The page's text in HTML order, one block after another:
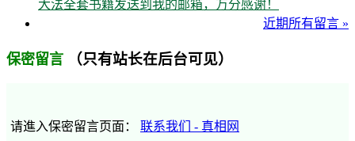
大法全套书籍发送到我的邮箱，万分感谢！
近期所有留言 »
保密留言 （只有站长在后台可见）
请進入保密留言页面： 联系我们 - 真相网